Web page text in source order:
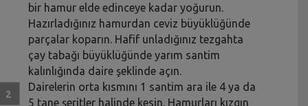
bir hamur elde edinceye kadar yoğurun.
Hazırladığınız hamurdan ceviz büyüklüğünde
parçalar koparın. Hafif unladığınız tezgahta
çay tabağı büyüklüğünde yarım santim
kalınlığında daire şeklinde açın.
Dairelerin orta kısmını 1 santim ara ile 4 ya da
5 tane şeritler halinde kesin. Hamurları kızgın